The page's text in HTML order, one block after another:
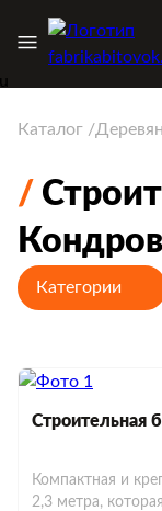
Каталог
Категории
Строительная
Компактная и
2,3 метра,